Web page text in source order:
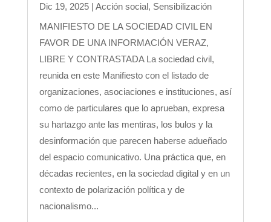
Dic 19, 2025| Acción social, Sensibilización
MANIFIESTO DE LA SOCIEDAD CIVIL EN
FAVOR DE UNA INFORMACIÓN VERAZ,
LIBRE Y CONTRASTADA La sociedad civil,
reunida en este Manifiesto con el listado de
organizaciones, asociaciones e instituciones, así
como de particulares que lo aprueban, expresa
su hartazgo ante las mentiras, los bulos y la
desinformación que parecen haberse adueñado
del espacio comunicativo. Una práctica que, en
décadas recientes, en la sociedad digital y en un
contexto de polarización política y de
nacionalismo...